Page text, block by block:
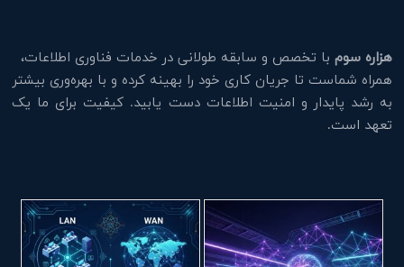
هزاره سوم با تخصص و سابقه طولانی در خدمات فناوری اطلاعات،
همراه شماست تا جریان کاری خود را بهینه کرده و با بهره‌وری بیشتر
به رشد پایدار و امنیت اطلاعات دست یابید. کیفیت برای ما یک
تعهد است.